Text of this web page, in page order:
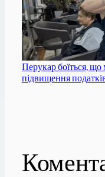
Перукар боїться, що
підвищення